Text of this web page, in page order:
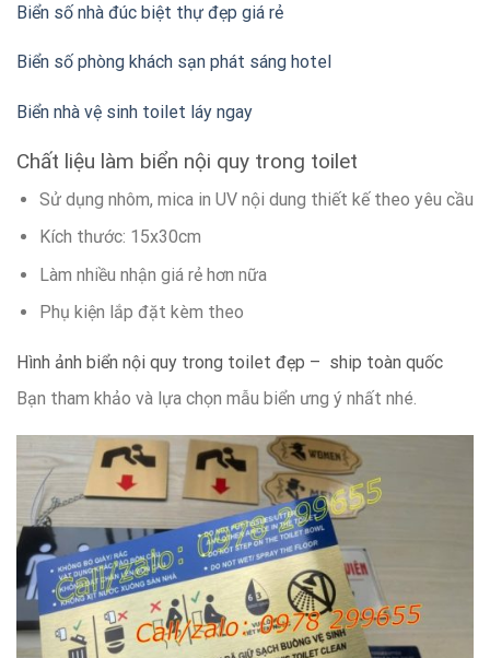
Biển số nhà đúc biệt thự đẹp giá rẻ
Biển số phòng khách sạn phát sáng hotel
Biển nhà vệ sinh toilet láy ngay
Chất liệu làm biển nội quy trong toilet
Sử dụng nhôm, mica in UV nội dung thiết kế theo yêu cầu
Kích thước: 15x30cm
Làm nhiều nhận giá rẻ hơn nữa
Phụ kiện lắp đặt kèm theo
Hình ảnh biển nội quy trong toilet đẹp – ship toàn quốc
Bạn tham khảo và lựa chọn mẫu biển ưng ý nhất nhé.